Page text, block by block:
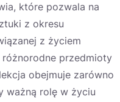
które pozwala na
z okresu
z życiem
różnorodne przedmioty
obejmuje zarówno
ważną rolę w życiu